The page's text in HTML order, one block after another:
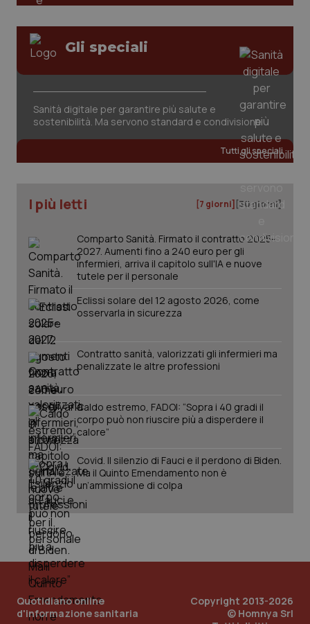
Gli speciali
Sanità digitale per garantire più salute e
sostenibilità. Ma servono standard e condivisione
Tutti gli speciali
I più letti [7 giorni] [30 giorni]
Comparto Sanità. Firmato il contratto 2025-
2027. Aumenti fino a 240 euro per gli
infermieri, arriva il capitolo sull'IA e nuove
tutele per il personale
Eclissi solare del 12 agosto 2026, come
osservarla in sicurezza
Contratto sanità, valorizzati gli infermieri ma
penalizzate le altre professioni
Caldo estremo, FADOI: “Sopra i 40 gradi il
corpo può non riuscire più a disperdere il
calore”
Covid. Il silenzio di Fauci e il perdono di Biden.
Ma il Quinto Emendamento non è
un’ammissione di colpa
Quotidiano online
d'informazione sanitaria
Copyright 2013-2026
© Homnya Srl
tracking-sites-ironfish-
tracking-enable
www.quotidianosanita.it
2
session-id
_ga